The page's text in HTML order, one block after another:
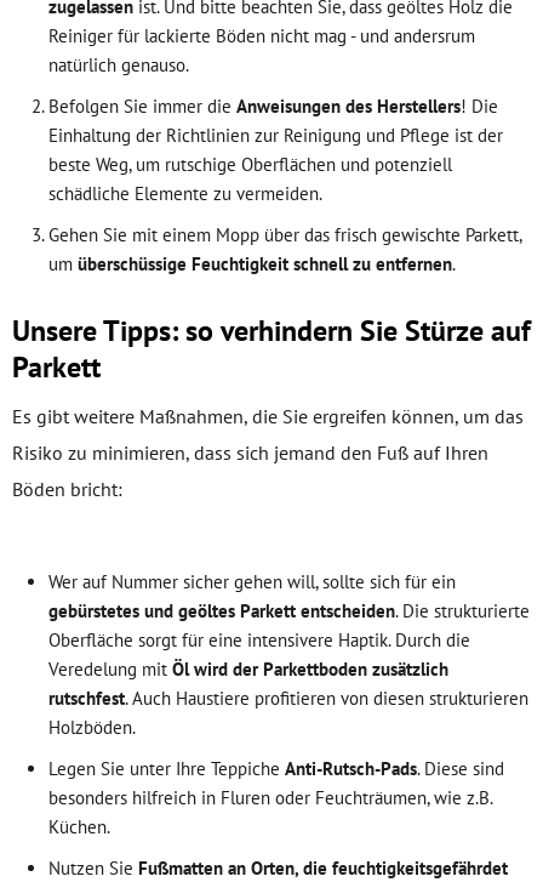
zugelassen ist. Und bitte beachten Sie, dass geöltes Holz die
Reiniger für lackierte Böden nicht mag - und andersrum
natürlich genauso.
Befolgen Sie immer die Anweisungen des Herstellers! Die
Einhaltung der Richtlinien zur Reinigung und Pflege ist der
beste Weg, um rutschige Oberflächen und potenziell
schädliche Elemente zu vermeiden.
Gehen Sie mit einem Mopp über das frisch gewischte Parkett,
um überschüssige Feuchtigkeit schnell zu entfernen.
Unsere Tipps: so verhindern Sie Stürze auf
Parkett
Es gibt weitere Maßnahmen, die Sie ergreifen können, um das
Risiko zu minimieren, dass sich jemand den Fuß auf Ihren
Böden bricht:
Wer auf Nummer sicher gehen will, sollte sich für ein
gebürstetes und geöltes Parkett entscheiden. Die strukturierte
Oberfläche sorgt für eine intensivere Haptik. Durch die
Veredelung mit Öl wird der Parkettboden zusätzlich
rutschfest. Auch Haustiere profitieren von diesen strukturieren
Holzböden.
Legen Sie unter Ihre Teppiche Anti-Rutsch-Pads. Diese sind
besonders hilfreich in Fluren oder Feuchträumen, wie z.B.
Küchen.
Nutzen Sie Fußmatten an Orten, die feuchtigkeitsgefährdet